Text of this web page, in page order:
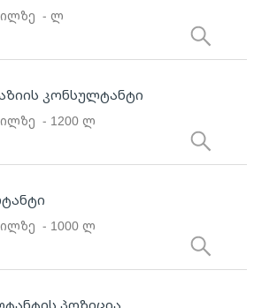
- ლ
კონსულტანტი
- 1200 ლ
- 1000 ლ